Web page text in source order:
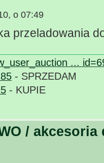
o 07:49
przeladowania
...
- SPRZEDAM
- KUPIE
/ akcesoria